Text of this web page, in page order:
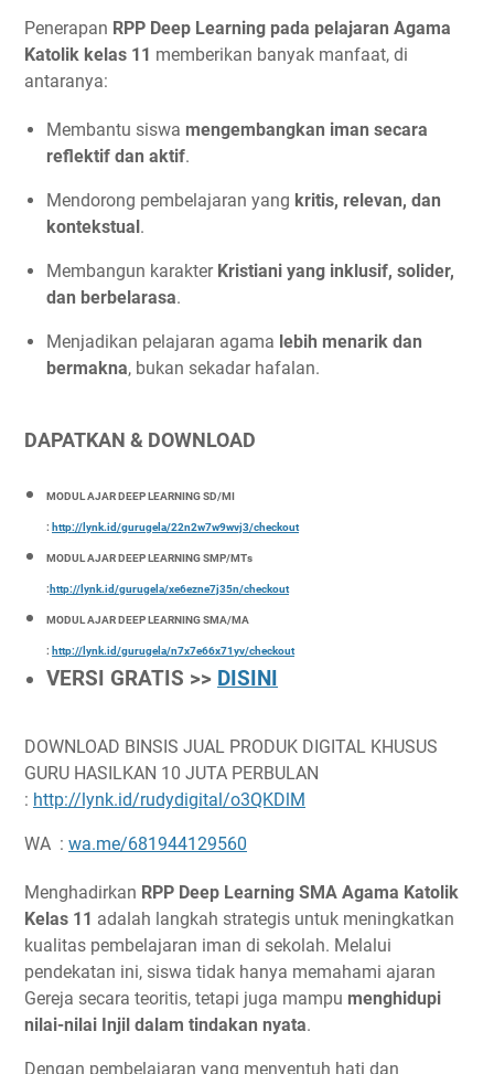
Penerapan RPP Deep Learning pada pelajaran Agama
Katolik kelas 11 memberikan banyak manfaat, di
antaranya:
Membantu siswa mengembangkan iman secara
reflektif dan aktif.
Mendorong pembelajaran yang kritis, relevan, dan
kontekstual .
Membangun karakter Kristiani yang inklusif, solider,
dan berbelarasa.
Menjadikan pelajaran agama lebih menarik dan
bermakna, bukan sekadar hafalan.
DAPATKAN & DOWNLOAD
MODUL AJAR DEEP LEARNING SD/MI
: http://lynk.id/gurugela/22n2w7w9wvj3/checkout
MODUL AJAR DEEP LEARNING SMP/MTs
: http://lynk.id/gurugela/xe6ezne7j35n/checkout
MODUL AJAR DEEP LEARNING SMA/MA
: http://lynk.id/gurugela/n7x7e66x71yv/checkout
VERSI GRATIS >> DISINI
DOWNLOAD BINSIS JUAL PRODUK DIGITAL KHUSUS
GURU HASILKAN 10 JUTA PERBULAN
: http://lynk.id/rudydigital/o3QKDlM
WA : wa.me/681944129560
Menghadirkan RPP Deep Learning SMA Agama Katolik
Kelas 11 adalah langkah strategis untuk meningkatkan
kualitas pembelajaran iman di sekolah. Melalui
pendekatan ini, siswa tidak hanya memahami ajaran
Gereja secara teoritis, tetapi juga mampu menghidupi
nilai-nilai Injil dalam tindakan nyata.
Dengan pembelajaran yang menyentuh hati dan